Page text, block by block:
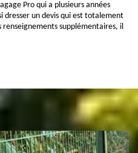
Pro qui a plusieurs années
dresser un devis qui est totalement
supplémentaires, il